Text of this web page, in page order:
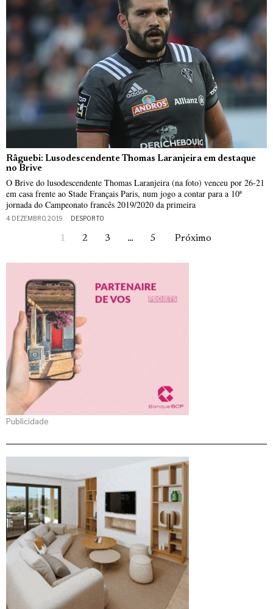
Râguebi: Lusodescendente Thomas Laranjeira em destaque
no Brive
O Brive do lusodescendente Thomas Laranjeira (na foto) venceu por 26-21
em casa frente ao Stade Français Paris, num jogo a contar para a 10ª
jornada do Campeonato francês 2019/2020 da primeira
4 DEZEMBRO, 2019 DESPORTO
1 2 3 … 5 Próximo
Publicidade